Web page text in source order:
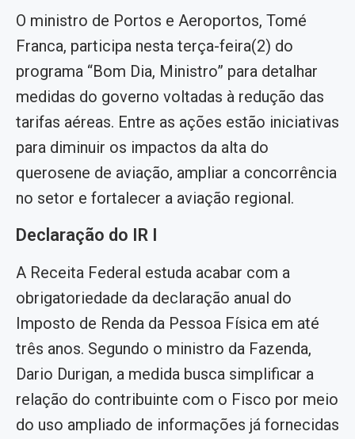
O ministro de Portos e Aeroportos, Tomé
Franca, participa nesta terça-feira(2) do
programa “Bom Dia, Ministro” para detalhar
medidas do governo voltadas à redução das
tarifas aéreas. Entre as ações estão iniciativas
para diminuir os impactos da alta do
querosene de aviação, ampliar a concorrência
no setor e fortalecer a aviação regional.
Declaração do IR I
A Receita Federal estuda acabar com a
obrigatoriedade da declaração anual do
Imposto de Renda da Pessoa Física em até
três anos. Segundo o ministro da Fazenda,
Dario Durigan, a medida busca simplificar a
relação do contribuinte com o Fisco por meio
do uso ampliado de informações já fornecidas